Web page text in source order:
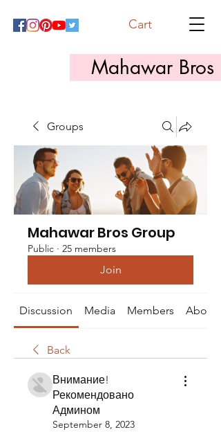
Mahawar Bros
Cart
Groups
Mahawar Bros Group
Public · 25 members
Join
Discussion Media Members About
Back
Внимание!
Рекомендовано
Админом
September 8, 2023